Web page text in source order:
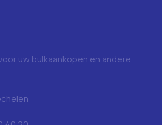
uw bulkaankopen en andere